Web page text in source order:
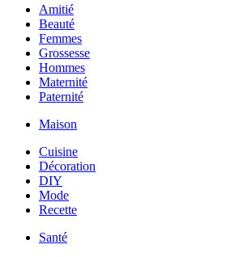
Amitié
Beauté
Femmes
Grossesse
Hommes
Maternité
Paternité
Maison
Cuisine
Décoration
DIY
Mode
Recette
Santé